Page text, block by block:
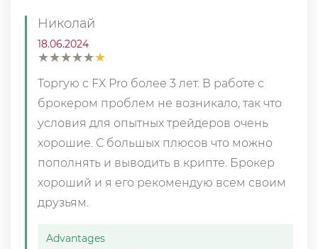
Николай
18.06.2024
★★
★★
★★
★★
★★
Торгую с FX Pro более 3 лет. В работе с
брокером проблем не возникало, так что
условия для опытных трейдеров очень
хорошие. С большых плюсов что можно
пополнять и выводить в крипте. Брокер
хороший и я его рекомендую всем своим
друзьям.
Advantages